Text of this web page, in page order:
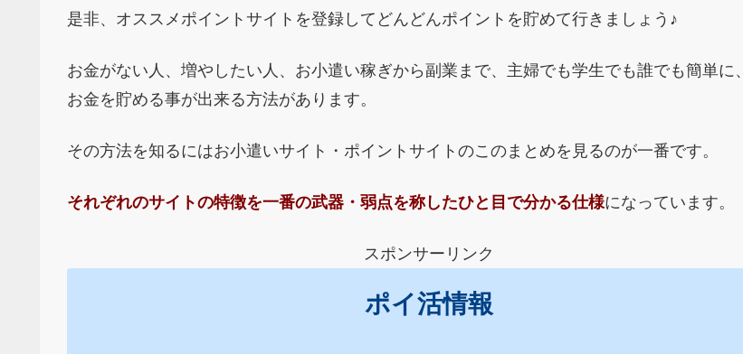
是非、オススメポイントサイトを登録してどんどんポイントを貯めて行きましょう♪
お金がない人、増やしたい人、お小遣い稼ぎから副業まで、主婦でも学生でも誰でも簡単に、
お金を貯める事が出来る方法があります。
その方法を知るにはお小遣いサイト・ポイントサイトのこのまとめを見るのが一番です。
それぞれのサイトの特徴を一番の武器・弱点を称したひと目で分かる仕様になっています。
スポンサーリンク
ポイ活情報